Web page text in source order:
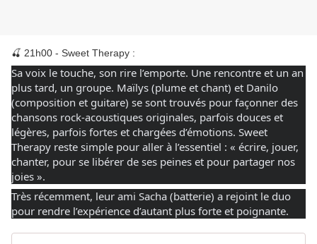
🍒 21h00 - Sweet Therapy :
Sa voix le touche, son rire l’emporte. Une rencontre et un an
plus tard, un groupe. Maïlys (plume et chant) et Danilo
(composition et guitare) se sont trouvés pour façonner des
chansons rock-acoustiques originales, parfois douces et
légères, parfois fortes et chargées d’émotions. Sweet
Therapy reste simple pour aller à l’essentiel : « écrire, jouer,
chanter, pour se libérer de ses peines et pour partager nos
joies ».
Très récemment, leur ami Sacha (batterie) a rejoint le duo
pour rendre l’expérience d’autant plus forte et poignante.